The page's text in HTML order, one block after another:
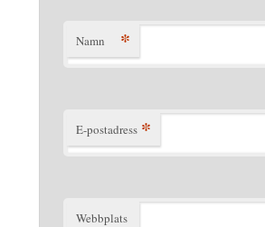
Namn *
E-postadress *
Webbplats